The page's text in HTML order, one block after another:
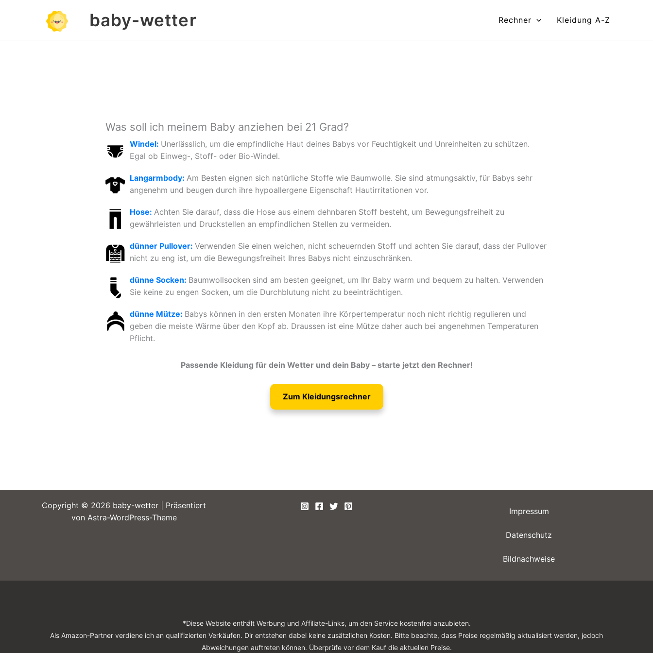
baby-wetter Rechner Kleidung A-Z
Was soll ich meinem Baby anziehen bei 21 Grad?
Windel: Unerlässlich, um die empfindliche Haut deines Babys vor Feuchtigkeit und Unreinheiten zu schützen.
Egal ob Einweg-, Stoff- oder Bio-Windel.
Langarmbody: Am Besten eignen sich natürliche Stoffe wie Baumwolle. Sie sind atmungsaktiv, für Babys sehr
angenehm und beugen durch ihre hypoallergene Eigenschaft Hautirritationen vor.
Hose: Achten Sie darauf, dass die Hose aus einem dehnbaren Stoff besteht, um Bewegungsfreiheit zu
gewährleisten und Druckstellen an empfindlichen Stellen zu vermeiden.
dünner Pullover: Verwenden Sie einen weichen, nicht scheuernden Stoff und achten Sie darauf, dass der Pullover
nicht zu eng ist, um die Bewegungsfreiheit Ihres Babys nicht einzuschränken.
dünne Socken: Baumwollsocken sind am besten geeignet, um Ihr Baby warm und bequem zu halten. Verwenden
Sie keine zu engen Socken, um die Durchblutung nicht zu beeinträchtigen.
dünne Mütze: Babys können in den ersten Monaten ihre Körpertemperatur noch nicht richtig regulieren und
geben die meiste Wärme über den Kopf ab. Draussen ist eine Mütze daher auch bei angenehmen Temperaturen
Pflicht.
Passende Kleidung für dein Wetter und dein Baby – starte jetzt den Rechner!
Zum Kleidungsrechner
Copyright © 2026 baby-wetter | Präsentiert
von Astra-WordPress-Theme
Impressum
Datenschutz
Bildnachweise
*Diese Website enthält Werbung und Affiliate-Links, um den Service kostenfrei anzubieten.
Als Amazon-Partner verdiene ich an qualifizierten Verkäufen. Dir entstehen dabei keine zusätzlichen Kosten. Bitte beachte, dass Preise regelmäßig aktualisiert werden, jedoch
Abweichungen auftreten können. Überprüfe vor dem Kauf die aktuellen Preise.